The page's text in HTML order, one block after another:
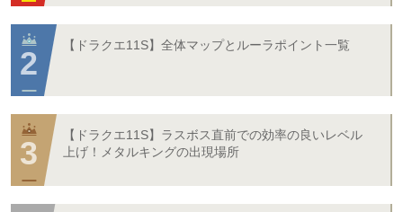
【ドラクエ11S】全体マップとルーラポイント一覧
【ドラクエ11S】ラスボス直前での効率の良いレベル
上げ！メタルキングの出現場所